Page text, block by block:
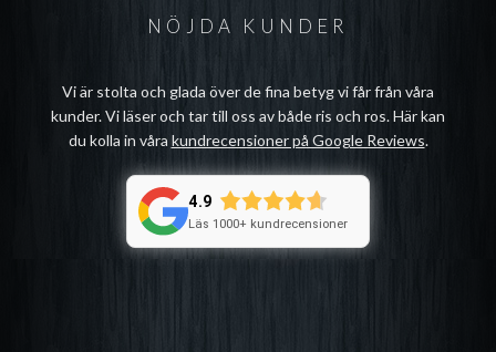
NÖJDA KUNDER
Vi är stolta och glada över de fina betyg vi får från våra
kunder. Vi läser och tar till oss av både ris och ros. Här kan
du kolla in våra kundrecensioner på Google Reviews.
4.9
Läs 1000+ kundrecensioner